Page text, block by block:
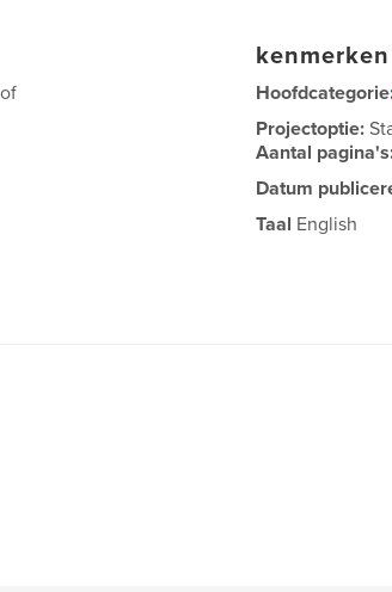
Projectoptie:
Aantal
Datum
Taal English